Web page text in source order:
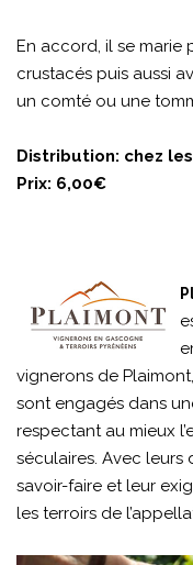
En accord, il se marie
crustacés puis aussi
un comté ou une
Distribution: chez
Prix: 6,00€
vignerons de
sont engagés dans
respectant au mieux
séculaires. Avec
savoir-faire et leur
les terroirs de